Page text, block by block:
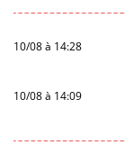
10/08 à 14:28
10/08 à 14:09